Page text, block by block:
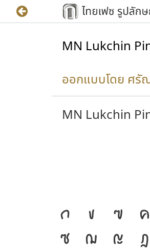
MN Lukchin
ออกแบบโดย ศรั
MN Lukchin
ก ข ฃ ค
ซ
ฌ ญ ฎ